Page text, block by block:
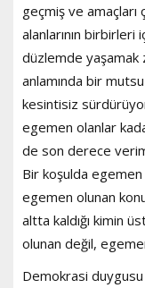
geçmiş ve
alanlarının birbirleri
düzlemde yaşamak
anlamında bir
kesintisiz
egemen olanlar
de son derece
Bir koşulda
egemen olunan
altta kaldığı kimin
olunan değil,
Demokrasi